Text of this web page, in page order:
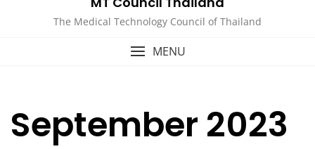
The Medical Technology Council of Thailand
MENU
September 2023